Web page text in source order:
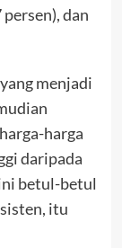
dan
menjadi
harga
daripada
betul-betul
itu